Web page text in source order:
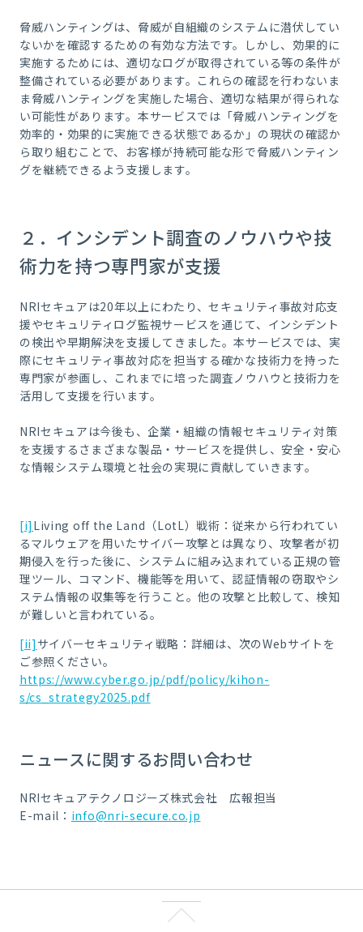
脅威ハンティングは、脅威が自組織のシステムに潜伏してい
ないかを確認するための有効な方法です。しかし、効果的に
実施するためには、適切なログが取得されている等の条件が
整備されている必要があります。これらの確認を行わないま
ま脅威ハンティングを実施した場合、適切な結果が得られな
い可能性があります。本サービスでは「脅威ハンティングを
効率的・効果的に実施できる状態であるか」の現状の確認か
ら取り組むことで、お客様が持続可能な形で脅威ハンティン
グを継続できるよう支援します。
２．インシデント調査のノウハウや技
術力を持つ専門家が支援
NRIセキュアは20年以上にわたり、セキュリティ事故対応支
援やセキュリティログ監視サービスを通じて、インシデント
の検出や早期解決を支援してきました。本サービスでは、実
際にセキュリティ事故対応を担当する確かな技術力を持った
専門家が参画し、これまでに培った調査ノウハウと技術力を
活用して支援を行います。
NRIセキュアは今後も、企業・組織の情報セキュリティ対策
を支援するさまざまな製品・サービスを提供し、安全・安心
な情報システム環境と社会の実現に貢献していきます。
[i] Living off the Land（LotL）戦術：従来から行われてい
るマルウェアを用いたサイバー攻撃とは異なり、攻撃者が初
期侵入を行った後に、システムに組み込まれている正規の管
理ツール、コマンド、機能等を用いて、認証情報の窃取やシ
ステム情報の収集等を行うこと。他の攻撃と比較して、検知
が難しいと言われている。
[ii] サイバーセキュリティ戦略：詳細は、次のWebサイトを
ご参照ください。
https://www.cyber.go.jp/pdf/policy/kihon-
s/cs_strategy2025.pdf
ニュースに関するお問い合わせ
NRIセキュアテクノロジーズ株式会社 広報担当
E-mail： info@nri-secure.co.jp